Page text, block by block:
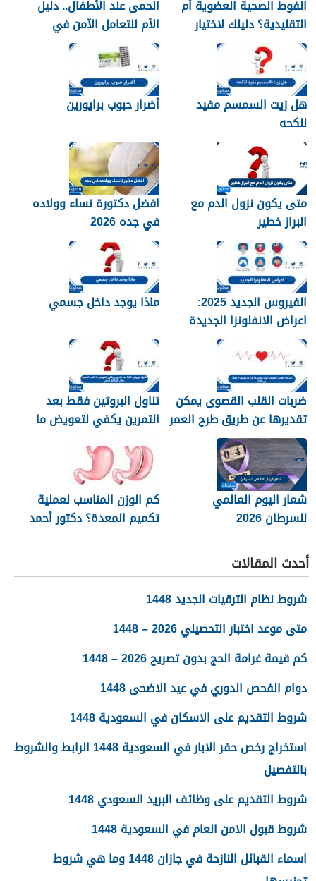
الفوط الصحية العضوية أم
التقليدية؟ دليلك لاختيار
النوع الأنسب لبشرتك
الحمى عند الأطفال.. دليل
الأم للتعامل الآمن في
المنزل
هل زيت السمسم مفيد
للكحه
أضرار حبوب برايورين
متى يكون نزول الدم مع
البراز خطير
افضل دكتورة نساء وولاده
في جده 2026
الفيروس الجديد 2025:
اعراض الانفلونزا الجديدة
وطرق العلاج
ماذا يوجد داخل جسمي
ضربات القلب القصوى يمكن
تقديرها عن طريق طرح العمر
من 220
تناول البروتين فقط بعد
التمرين يكفي لتعويض ما
البدني
شعار اليوم العالمي
للسرطان 2026
كم الوزن المناسب لعملية
تكميم المعدة؟ دكتور أحمد
أحدث المقالات
شروط نظام الترقيات الجديد 1448
متى موعد اختبار التحصيلي 2026 – 1448
كم قيمة غرامة الحج بدون تصريح 2026 – 1448
دوام الفحص الدوري في عيد الاضحى 1448
شروط التقديم على الاسكان في السعودية 1448
استخراج رخص حفر الابار في السعودية 1448 الرابط والشروط
بالتفصيل
شروط التقديم على وظائف البريد السعودي 1448
شروط قبول الامن العام في السعودية 1448
اسماء القبائل النازحة في جازان 1448 وما هي شروط